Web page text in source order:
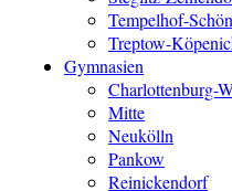
Tempelhof-
Treptow-
Gymnasien
Charlottenburg-
Mitte
Neukölln
Pankow
Reinickendorf